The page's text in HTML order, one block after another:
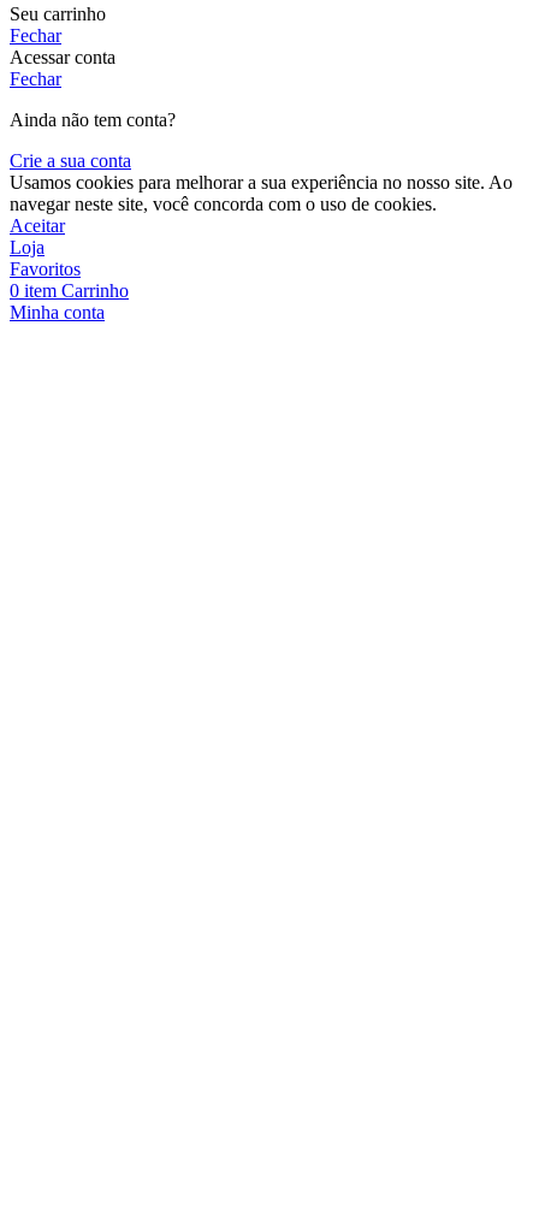
Seu carrinho
Fechar
Acessar conta
Fechar
Ainda não tem conta?
Crie a sua conta
Usamos cookies para melhorar a sua experiência no nosso site. Ao
navegar neste site, você concorda com o uso de cookies.
Aceitar
Loja
Favoritos
0 item Carrinho
Minha conta